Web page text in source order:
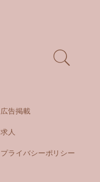
広告掲載
求人
プライバシーポリシー